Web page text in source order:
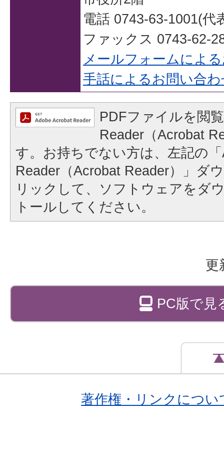
電話 0743-63-1001(代
ファックス 0743-62-
メールフォームによ
手話によるお問い合
PDFファイルを閲
Reader（Acrobat
す。お持ちでない方は、左記の
Reader（Acrobat Reader）」ダ
リックして、ソフトウェアをダ
トールしてください。
更
PC版で見
著作権・リンクについ